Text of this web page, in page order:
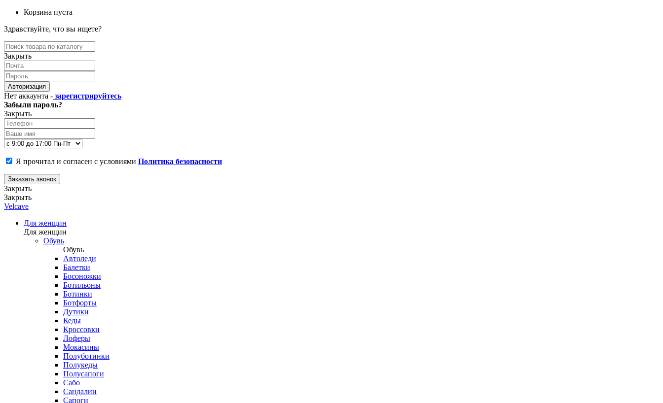
Корзина пуста
Здравствуйте, что вы ищете?
Закрыть
Авторизация
Нет аккаунта - зарегистрируйтесь
Забыли пароль?
Закрыть
Я прочитал и согласен с условиями Политика безопасности
Заказать звонок
Закрыть
Закрыть
Velcave
Для женщин
Для женщин
Обувь
Обувь
Автоледи
Балетки
Босоножки
Ботильоны
Ботинки
Ботфорты
Дутики
Кеды
Кроссовки
Лоферы
Мокасины
Полуботинки
Полукеды
Полусапоги
Сабо
Сандалии
Сапоги